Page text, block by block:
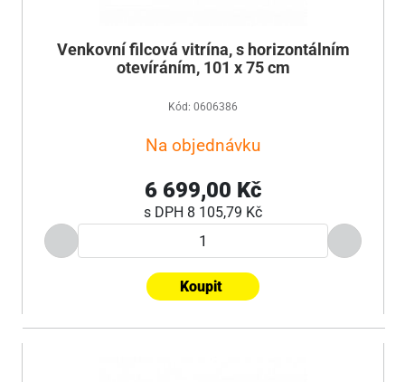
Venkovní filcová vitrína, s horizontálním
otevíráním, 101 x 75 cm
Kód: 0606386
Na objednávku
6 699,00 Kč
s DPH 8 105,79 Kč
Koupit